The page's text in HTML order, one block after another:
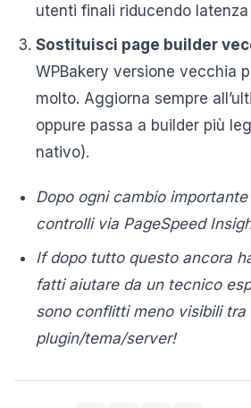
utenti finali riducendo
Sostituisci page builder
WPBakery versione vecchia
molto. Aggiorna sempre
oppure passa a builder più
nativo).
Dopo ogni cambio
controlli via PageSpeed
If dopo tutto questo ancora
fatti aiutare da un tecnico
sono conflitti meno visibili tra
plugin/tema/server!